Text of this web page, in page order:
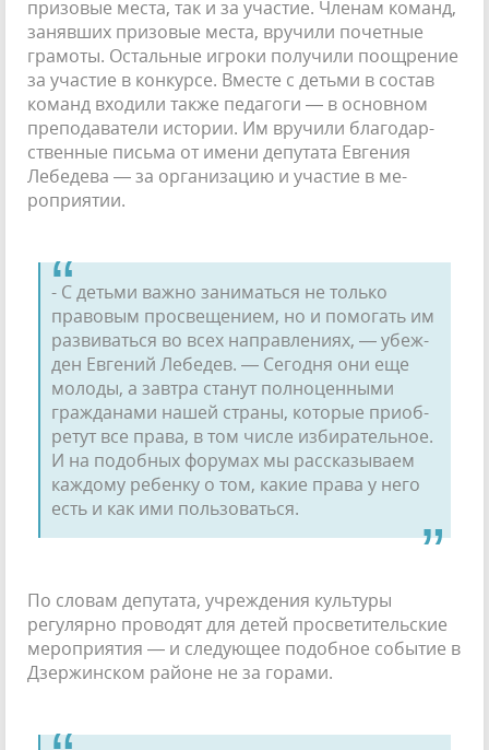
призовые места, так и за участие. Членам команд,
занявших призовые места, вручили почетные
грамоты. Осталь­ные игроки получили поощрение
за участие в конкурсе. Вместе с детьми в состав
команд входили также педагоги — в основном
пре­подаватели истории. Им вручили благодар­
ственные письма от имени депутата Евгения
Лебедева — за организацию и участие в ме­
роприятии.
- С детьми важно заниматься не только
правовым просвещением, но и помогать им
развиваться во всех направлениях, — убеж­
ден Евгений Лебедев. — Сегодня они еще
молоды, а завтра станут полноценными
гражданами нашей страны, которые приоб­
ретут все права, в том числе избирательное.
И на подобных форумах мы рассказываем
каждому ребенку о том, какие права у него
есть и как ими пользоваться.
По словам депутата, учреждения культу­ры
регулярно проводят для детей просвети­тельские
мероприятия — и следующее по­добное событие в
Дзержинском районе не за горами.